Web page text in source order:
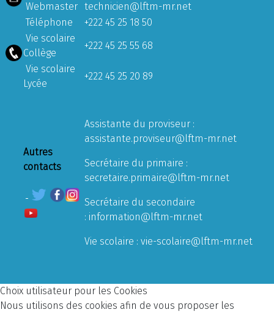
Webmaster technicien@lftm-mr.net
Téléphone
+222 45 25 18 50
Vie scolaire
Collège
+222 45 25 55 68
Vie scolaire
Lycée
+222 45 25 20 89
Autres
contacts
Assistante du proviseur :
assistante.proviseur@lftm-mr.net
Secrétaire du primaire :
secretaire.primaire@lftm-mr.net
Secrétaire du secondaire
: information@lftm-mr.net
Vie scolaire : vie-scolaire@lftm-mr.net
Choix utilisateur pour les Cookies
Nous utilisons des cookies afin de vous proposer les